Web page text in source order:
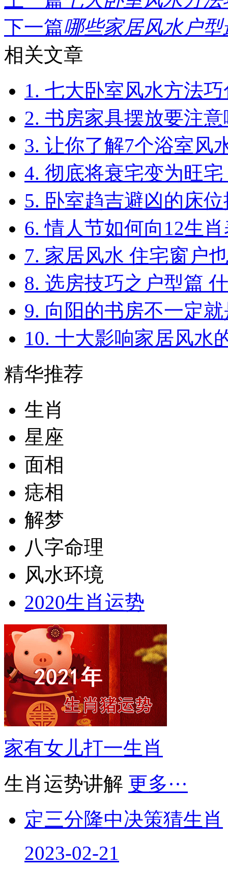
下一篇哪些家居风水户
相关文章
1. 七大卧室风水方法
2. 书房家具摆放要注
3. 让你了解7个浴室风
4. 彻底将衰宅变为旺
5. 卧室趋吉避凶的床
6. 情人节如何向12生
7. 家居风水 住宅窗户
8. 选房技巧之户型篇
9. 向阳的书房不一定
10. 十大影响家居风水
精华推荐
生肖
星座
面相
痣相
解梦
八字命理
风水环境
2020生肖运势
家有女儿打一生肖
生肖运势讲解 更多···
定三分隆中决策猜生肖
2023-02-21